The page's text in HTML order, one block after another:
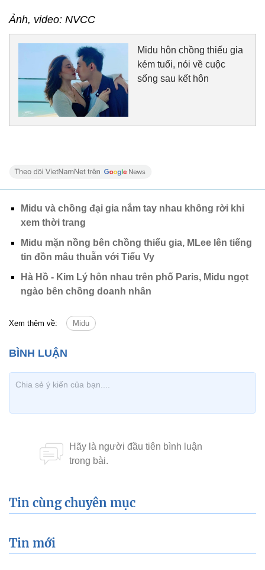
Ảnh, video: NVCC
Midu hôn chồng thiếu gia
kém tuổi, nói về cuộc
sống sau kết hôn
Midu và chồng đại gia nắm tay nhau không rời khi
xem thời trang
Midu mặn nồng bên chồng thiếu gia, MLee lên tiếng
tin đồn mâu thuẫn với Tiểu Vy
Hà Hồ - Kim Lý hôn nhau trên phố Paris, Midu ngọt
ngào bên chồng doanh nhân
Xem thêm về: Midu
Tin cùng chuyên mục
Tin mới